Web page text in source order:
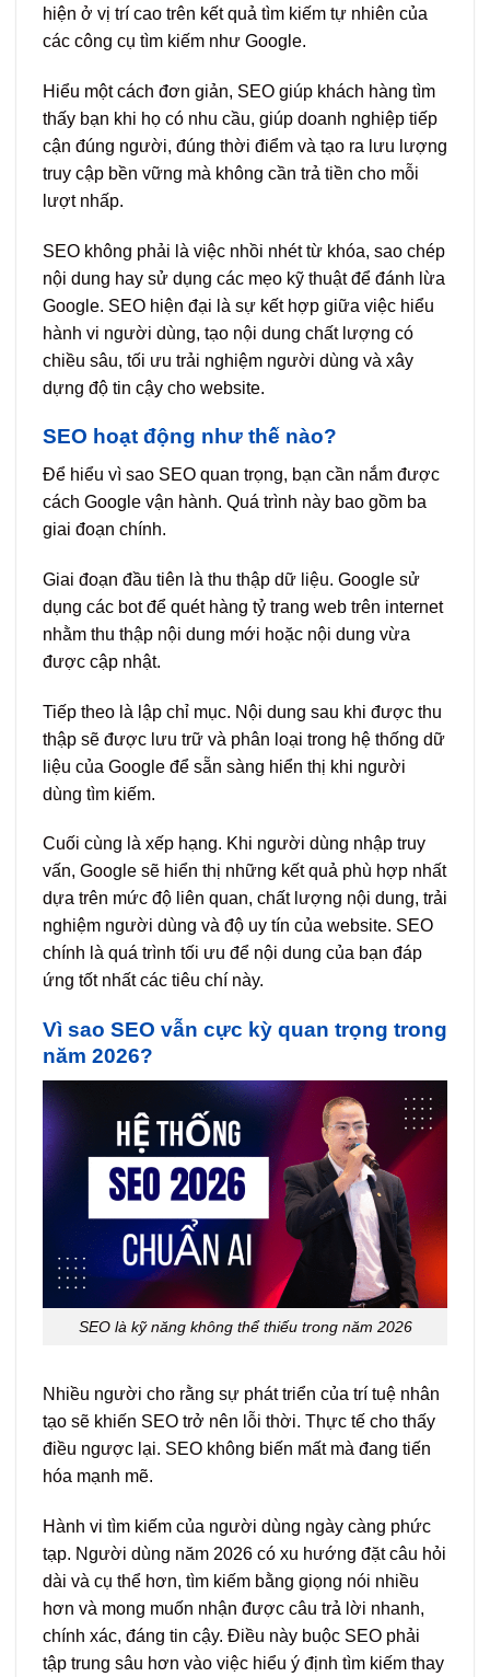
hiện ở vị trí cao trên kết quả tìm kiếm tự nhiên của
các công cụ tìm kiếm như Google.
Hiểu một cách đơn giản, SEO giúp khách hàng tìm
thấy bạn khi họ có nhu cầu, giúp doanh nghiệp tiếp
cận đúng người, đúng thời điểm và tạo ra lưu lượng
truy cập bền vững mà không cần trả tiền cho mỗi
lượt nhấp.
SEO không phải là việc nhồi nhét từ khóa, sao chép
nội dung hay sử dụng các mẹo kỹ thuật để đánh lừa
Google. SEO hiện đại là sự kết hợp giữa việc hiểu
hành vi người dùng, tạo nội dung chất lượng có
chiều sâu, tối ưu trải nghiệm người dùng và xây
dựng độ tin cậy cho website.
SEO hoạt động như thế nào?
Để hiểu vì sao SEO quan trọng, bạn cần nắm được
cách Google vận hành. Quá trình này bao gồm ba
giai đoạn chính.
Giai đoạn đầu tiên là thu thập dữ liệu. Google sử
dụng các bot để quét hàng tỷ trang web trên internet
nhằm thu thập nội dung mới hoặc nội dung vừa
được cập nhật.
Tiếp theo là lập chỉ mục. Nội dung sau khi được thu
thập sẽ được lưu trữ và phân loại trong hệ thống dữ
liệu của Google để sẵn sàng hiển thị khi người
dùng tìm kiếm.
Cuối cùng là xếp hạng. Khi người dùng nhập truy
vấn, Google sẽ hiển thị những kết quả phù hợp nhất
dựa trên mức độ liên quan, chất lượng nội dung, trải
nghiệm người dùng và độ uy tín của website. SEO
chính là quá trình tối ưu để nội dung của bạn đáp
ứng tốt nhất các tiêu chí này.
Vì sao SEO vẫn cực kỳ quan trọng trong
năm 2026?
SEO là kỹ năng không thể thiếu trong năm 2026
Nhiều người cho rằng sự phát triển của trí tuệ nhân
tạo sẽ khiến SEO trở nên lỗi thời. Thực tế cho thấy
điều ngược lại. SEO không biến mất mà đang tiến
hóa mạnh mẽ.
Hành vi tìm kiếm của người dùng ngày càng phức
tạp. Người dùng năm 2026 có xu hướng đặt câu hỏi
dài và cụ thể hơn, tìm kiếm bằng giọng nói nhiều
hơn và mong muốn nhận được câu trả lời nhanh,
chính xác, đáng tin cậy. Điều này buộc SEO phải
tập trung sâu hơn vào việc hiểu ý định tìm kiếm thay